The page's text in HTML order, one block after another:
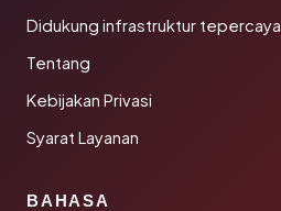
Didukung infrastruktur tepercaya
Tentang
Kebijakan Privasi
Syarat Layanan
BAHASA